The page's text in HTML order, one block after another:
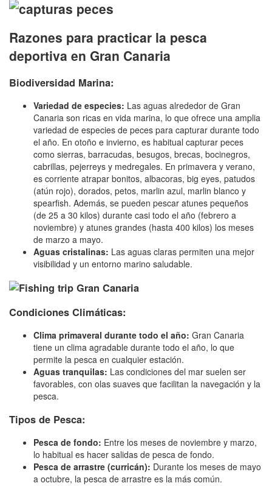
Razones para practicar la pesca
deportiva en Gran Canaria
Biodiversidad Marina:
Variedad de especies: Las aguas alrededor de Gran
Canaria son ricas en vida marina, lo que ofrece una amplia
variedad de especies de peces para capturar durante todo
el año. En otoño e invierno, es habitual capturar peces
como sierras, barracudas, besugos, brecas, bocinegros,
cabrillas, pejerreys y medregales. En primavera y verano,
es corriente atrapar bonitos, albacoras, big eyes, patudos
(atún rojo), dorados, petos, marlin azul, marlin blanco y
spearfish. Además, se pueden pescar atunes pequeños
(de 25 a 30 kilos) durante casi todo el año (febrero a
noviembre) y atunes grandes (hasta 400 kilos) los meses
de marzo a mayo.
Aguas cristalinas: Las aguas claras permiten una mejor
visibilidad y un entorno marino saludable.
Condiciones Climáticas:
Clima primaveral durante todo el año: Gran Canaria
tiene un clima agradable durante todo el año, lo que
permite la pesca en cualquier estación.
Aguas tranquilas: Las condiciones del mar suelen ser
favorables, con olas suaves que facilitan la navegación y la
pesca.
Tipos de Pesca:
Pesca de fondo: Entre los meses de noviembre y marzo,
lo habitual es hacer salidas de pesca de fondo.
Pesca de arrastre (curricán): Durante los meses de mayo
a octubre, la pesca de arrastre es la más común.